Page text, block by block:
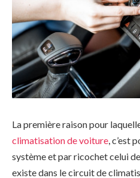
La première raison pour
climatisation de voiture , c’est
système et par ricochet celui
existe dans le circuit de